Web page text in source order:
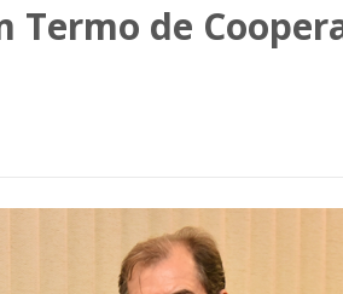
Termo de